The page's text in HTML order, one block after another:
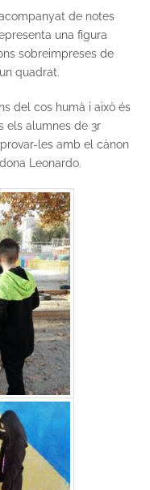
de notes
una figura
sobreimpreses de
quadrat.
del cos humà i això és
els alumnes de 3r
les amb el cànon
Leonardo.